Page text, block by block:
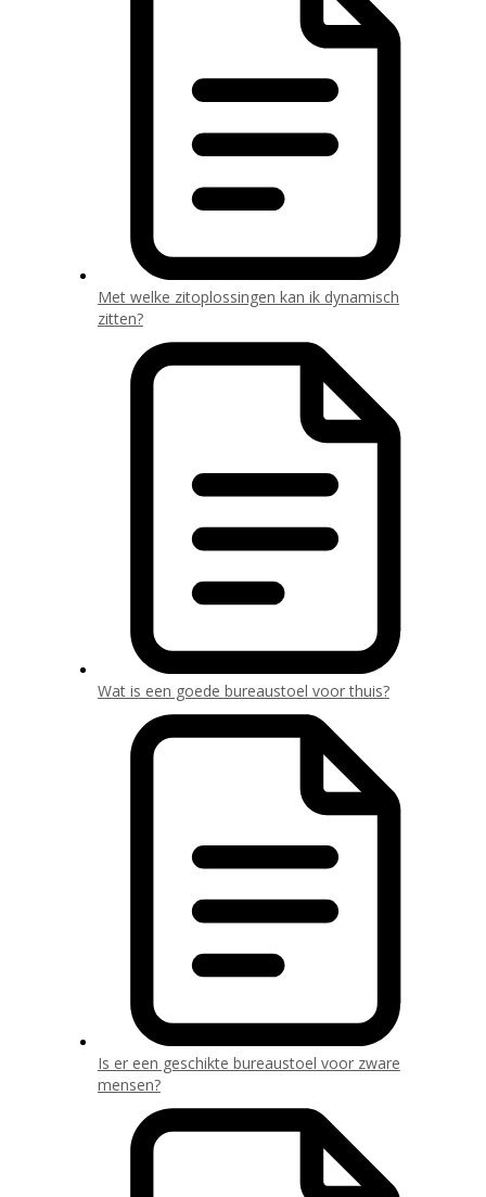
Met welke zitoplossingen kan ik dynamisch
zitten?
Wat is een goede bureaustoel voor thuis?
Is er een geschikte bureaustoel voor zware
mensen?